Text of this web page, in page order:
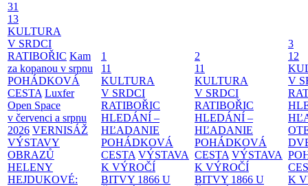
31
13
KULTURA
V SRDCI
RATIBOŘIC Kam
za kopanou v srpnu
POHÁDKOVÁ
CESTA Luxfer
Open Space
v červenci a srpnu
2026 VERNISÁŽ
VÝSTAVY
OBRAZŮ
HELENY
HEJDUKOVÉ:
1
11
KULTURA
V SRDCI
RATIBOŘIC
HLEDÁNÍ –
HĽADANIE
POHÁDKOVÁ
CESTA VÝSTAVA
K VÝROČÍ
BITVY 1866 U
2
11
KULTURA
V SRDCI
RATIBOŘIC
HLEDÁNÍ –
HĽADANIE
POHÁDKOVÁ
CESTA VÝSTAVA
K VÝROČÍ
BITVY 1866 U
3
12
V
K